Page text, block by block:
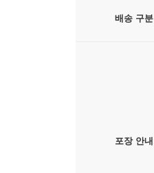
배송 구분
포장 안내